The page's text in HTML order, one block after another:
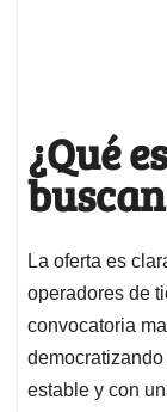
¿Qué
La oferta es
operadores de
convocatoria
estable y con